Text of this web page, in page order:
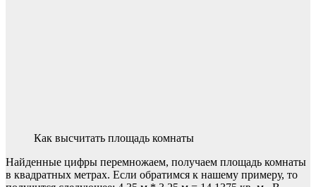
Как высчитать площадь комнаты
Найденные цифры перемножаем, получаем площадь комнаты
в квадратных метрах. Если обратимся к нашему примеру, то